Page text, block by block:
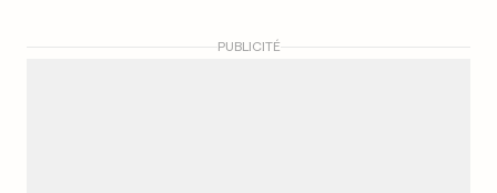
PUBLICITÉ